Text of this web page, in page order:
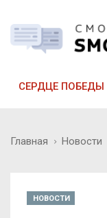
СЕРДЦЕ ПОБЕДЫ
Главная Новости
НОВОСТИ